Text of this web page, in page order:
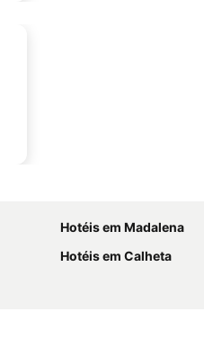
Hotéis em Madalena
Hotéis em Calheta